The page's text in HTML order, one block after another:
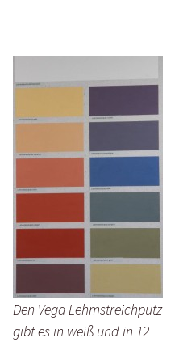
Den Vega Lehmstreichputz
gibt es in weiß und in 12